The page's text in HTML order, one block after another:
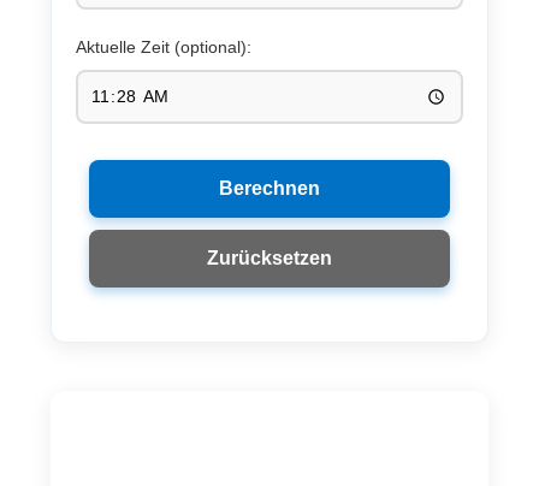
Aktuelle Zeit (optional):
Berechnen
Zurücksetzen